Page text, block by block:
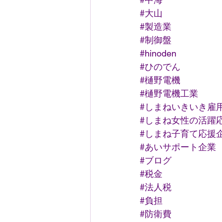
#大山
#製造業
#制御盤
#hinoden
#ひのでん
#樋野電機
#樋野電機工業
#しまねいきいき雇
#しまね女性の活躍
#しまね子育て応援
#あいサポート企業
#ブログ
#税金
#法人税
#負担
#防衛費